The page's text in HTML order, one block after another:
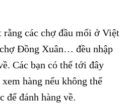
rằng các chợ đầu mối ở Việt
Đồng Xuân… đều nhập
Các bạn có thể tới đây
hàng nếu không thể
để đánh hàng về.